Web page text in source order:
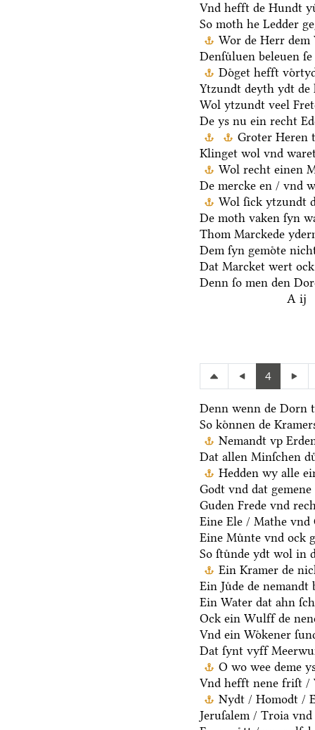
Vnd hefft de Hundt
So moth he Ledder
Wor de Herr dem
Denſuͤluen beleuen
Doͤget hefft
Ytzundt deyth ydt
Wol ytzundt veel
De ys nu ein recht
Groter Heren
Klinget wol vnd
Wol recht einen
De mercke en / vnd
Wol ſick ytzundt
De moth vaken ſyn
Thom Marckede
Dem ſyn gemoͤte
Dat Marcket wert
Denn ſo men den
A ij
4
Denn wenn de Dorn
So koͤnnen de
Nemandt vp
Dat allen Minſchen
Hedden wy alle
Godt vnd dat gemene
Guden Frede vnd
Eine Ele / Mathe vnd
Eine Muͤnte vnd ock
So ſtuͤnde ydt wol in
Ein Kramer de
Ein Juͤde de nemandt
Ein Water dat ahn
Ock ein Wulff de
Vnd ein Woͤkener
Dat ſynt vyff
O wo wee deme
Vnd hefft nene friſt /
Nydt / Homodt /
Jeruſalem / Troia